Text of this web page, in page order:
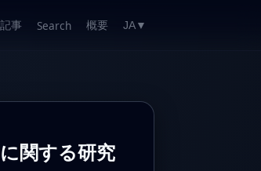
記事 Search 概要 JA ▼
関する研究